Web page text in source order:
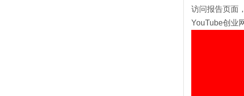
访问报告页面
YouTube创业